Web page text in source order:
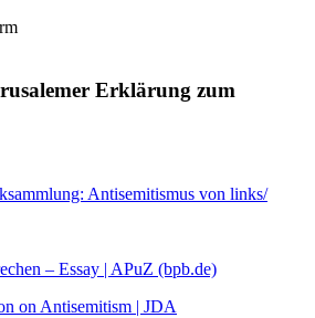
Erklärung zum
Antisemitismus von links/
– Essay | APuZ (bpb.de)
on Antisemitism | JDA